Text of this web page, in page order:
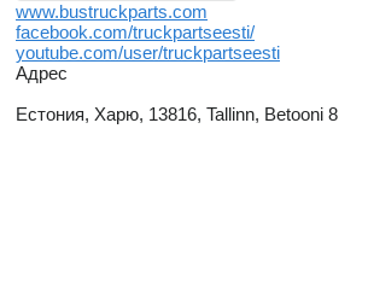
www.bustruckparts.com
facebook.com/truckpartseesti/
youtube.com/user/truckpartseesti
Адрес
Естония, Харю, 13816, Tallinn, Betooni 8